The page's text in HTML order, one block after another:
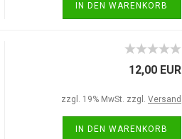
IN DEN WARENKORB
12,00 EUR
zzgl. 19% MwSt. zzgl. Versand
IN DEN WARENKORB